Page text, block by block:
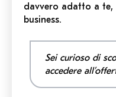
davvero adatto a te,
business.
Sei curioso di
accedere